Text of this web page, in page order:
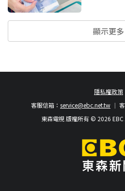
顯示更多
隱私權政策
客服信箱： service@ebc.net.tw
東森電視 版權所有 © 2026 EBC